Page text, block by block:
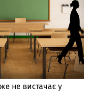
не вистачає у